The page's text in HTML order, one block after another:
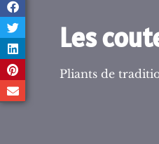
Les
Pliants de